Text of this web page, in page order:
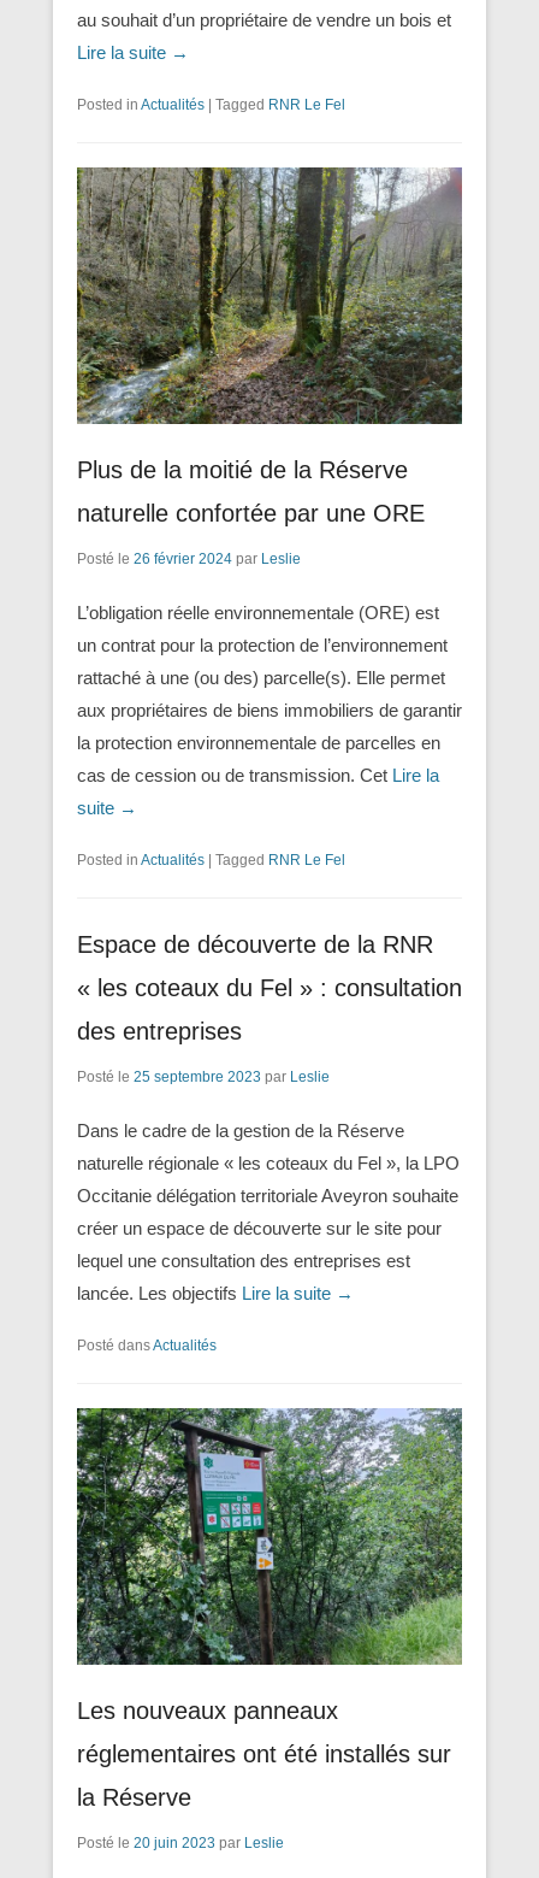
au souhait d’un propriétaire de vendre un bois et
Lire la suite →
Posted in Actualités Tagged RNR Le Fel
Plus de la moitié de la Réserve
naturelle confortée par une ORE
Posté le 26 février 2024 par Leslie
L’obligation réelle environnementale (ORE) est
un contrat pour la protection de l’environnement
rattaché à une (ou des) parcelle(s). Elle permet
aux propriétaires de biens immobiliers de garantir
la protection environnementale de parcelles en
cas de cession ou de transmission. Cet Lire la
suite →
Posted in Actualités Tagged RNR Le Fel
Espace de découverte de la RNR
« les coteaux du Fel » : consultation
des entreprises
Posté le 25 septembre 2023 par Leslie
Dans le cadre de la gestion de la Réserve
naturelle régionale « les coteaux du Fel », la LPO
Occitanie délégation territoriale Aveyron souhaite
créer un espace de découverte sur le site pour
lequel une consultation des entreprises est
lancée. Les objectifs Lire la suite →
Posté dansActualités
Les nouveaux panneaux
réglementaires ont été installés sur
la Réserve
Posté le 20 juin 2023 par Leslie